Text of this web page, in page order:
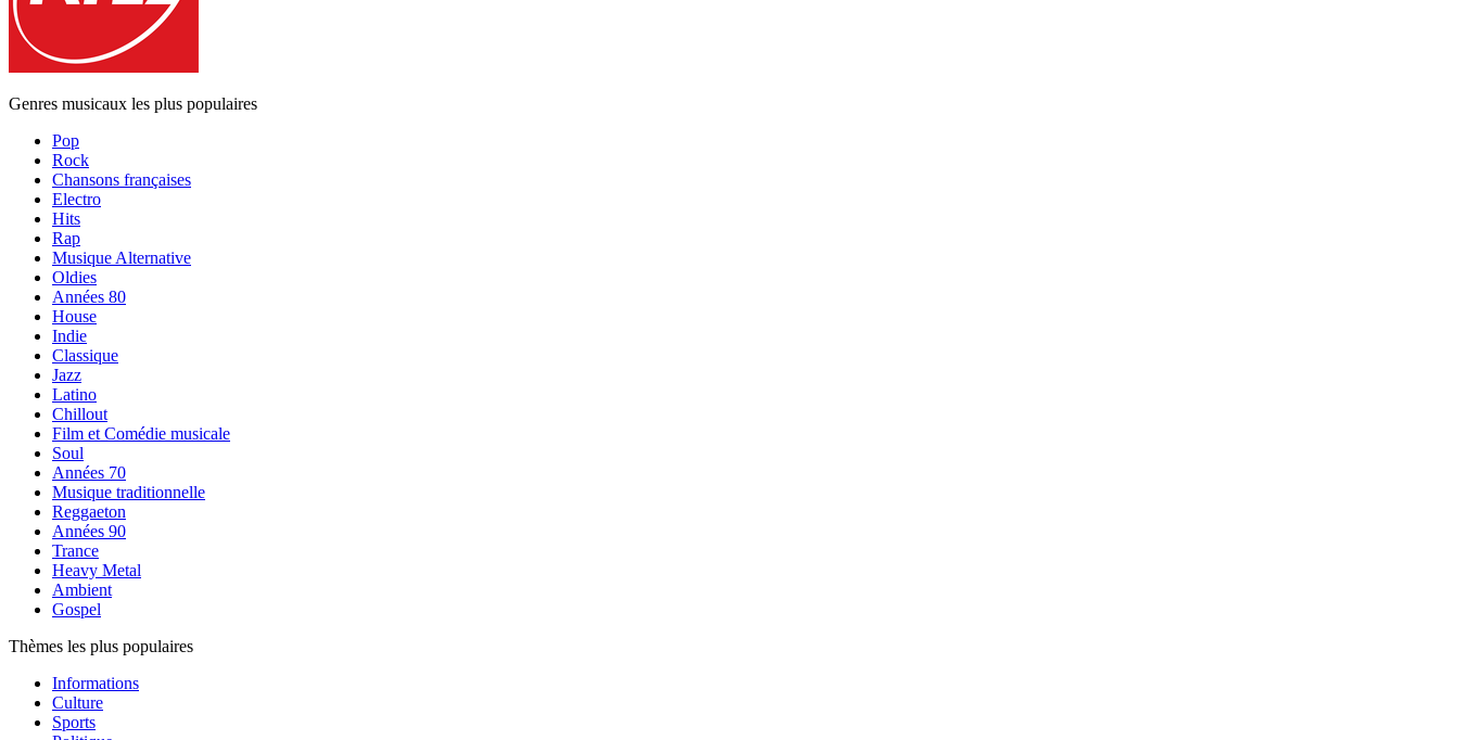
Genres musicaux les plus populaires
Pop
Rock
Chansons françaises
Electro
Hits
Rap
Musique Alternative
Oldies
Années 80
House
Indie
Classique
Jazz
Latino
Chillout
Film et Comédie musicale
Soul
Années 70
Musique traditionnelle
Reggaeton
Années 90
Trance
Heavy Metal
Ambient
Gospel
Thèmes les plus populaires
Informations
Culture
Sports